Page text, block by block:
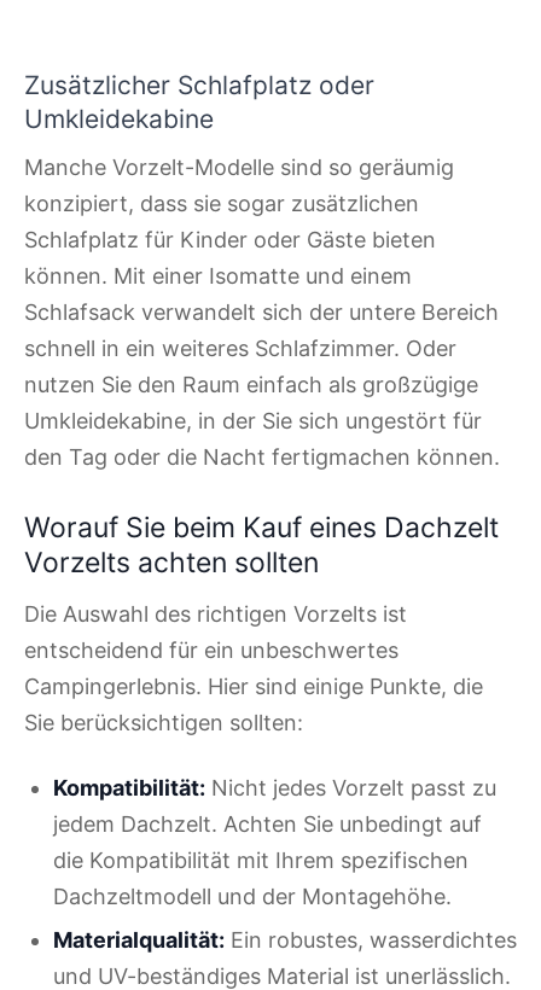
Zusätzlicher Schlafplatz oder
Umkleidekabine
Manche Vorzelt-Modelle sind so geräumig
konzipiert, dass sie sogar zusätzlichen
Schlafplatz für Kinder oder Gäste bieten
können. Mit einer Isomatte und einem
Schlafsack verwandelt sich der untere Bereich
schnell in ein weiteres Schlafzimmer. Oder
nutzen Sie den Raum einfach als großzügige
Umkleidekabine, in der Sie sich ungestört für
den Tag oder die Nacht fertigmachen können.
Worauf Sie beim Kauf eines Dachzelt
Vorzelts achten sollten
Die Auswahl des richtigen Vorzelts ist
entscheidend für ein unbeschwertes
Campingerlebnis. Hier sind einige Punkte, die
Sie berücksichtigen sollten:
Kompatibilität: Nicht jedes Vorzelt passt zu
jedem Dachzelt. Achten Sie unbedingt auf
die Kompatibilität mit Ihrem spezifischen
Dachzeltmodell und der Montagehöhe.
Materialqualität: Ein robustes, wasserdichtes
und UV-beständiges Material ist unerlässlich.